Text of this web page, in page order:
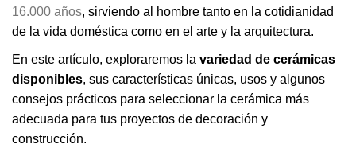
16.000 años, sirviendo al hombre tanto en la cotidianidad
de la vida doméstica como en el arte y la arquitectura.
En este artículo, exploraremos la variedad de cerámicas
disponibles, sus características únicas, usos y algunos
consejos prácticos para seleccionar la cerámica más
adecuada para tus proyectos de decoración y
construcción.